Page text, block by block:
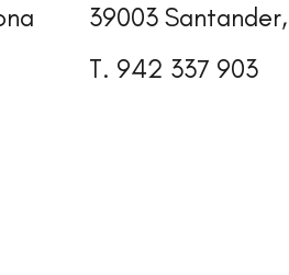
39003
T. 942 337 903